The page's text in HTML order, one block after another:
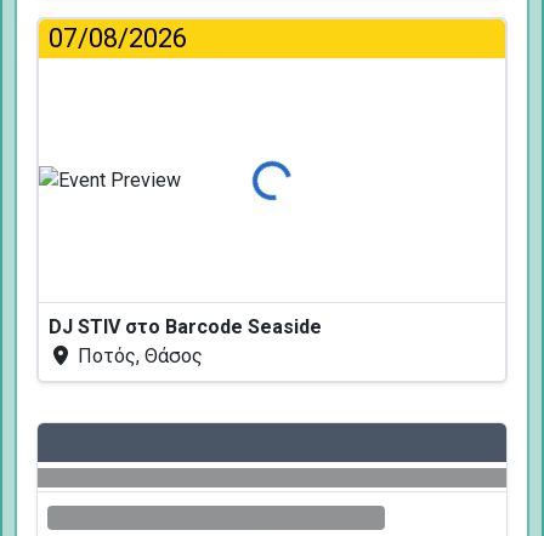
07/08/2026
Φόρτωση...
DJ STIV στο Barcode Seaside
Ποτός, Θάσος